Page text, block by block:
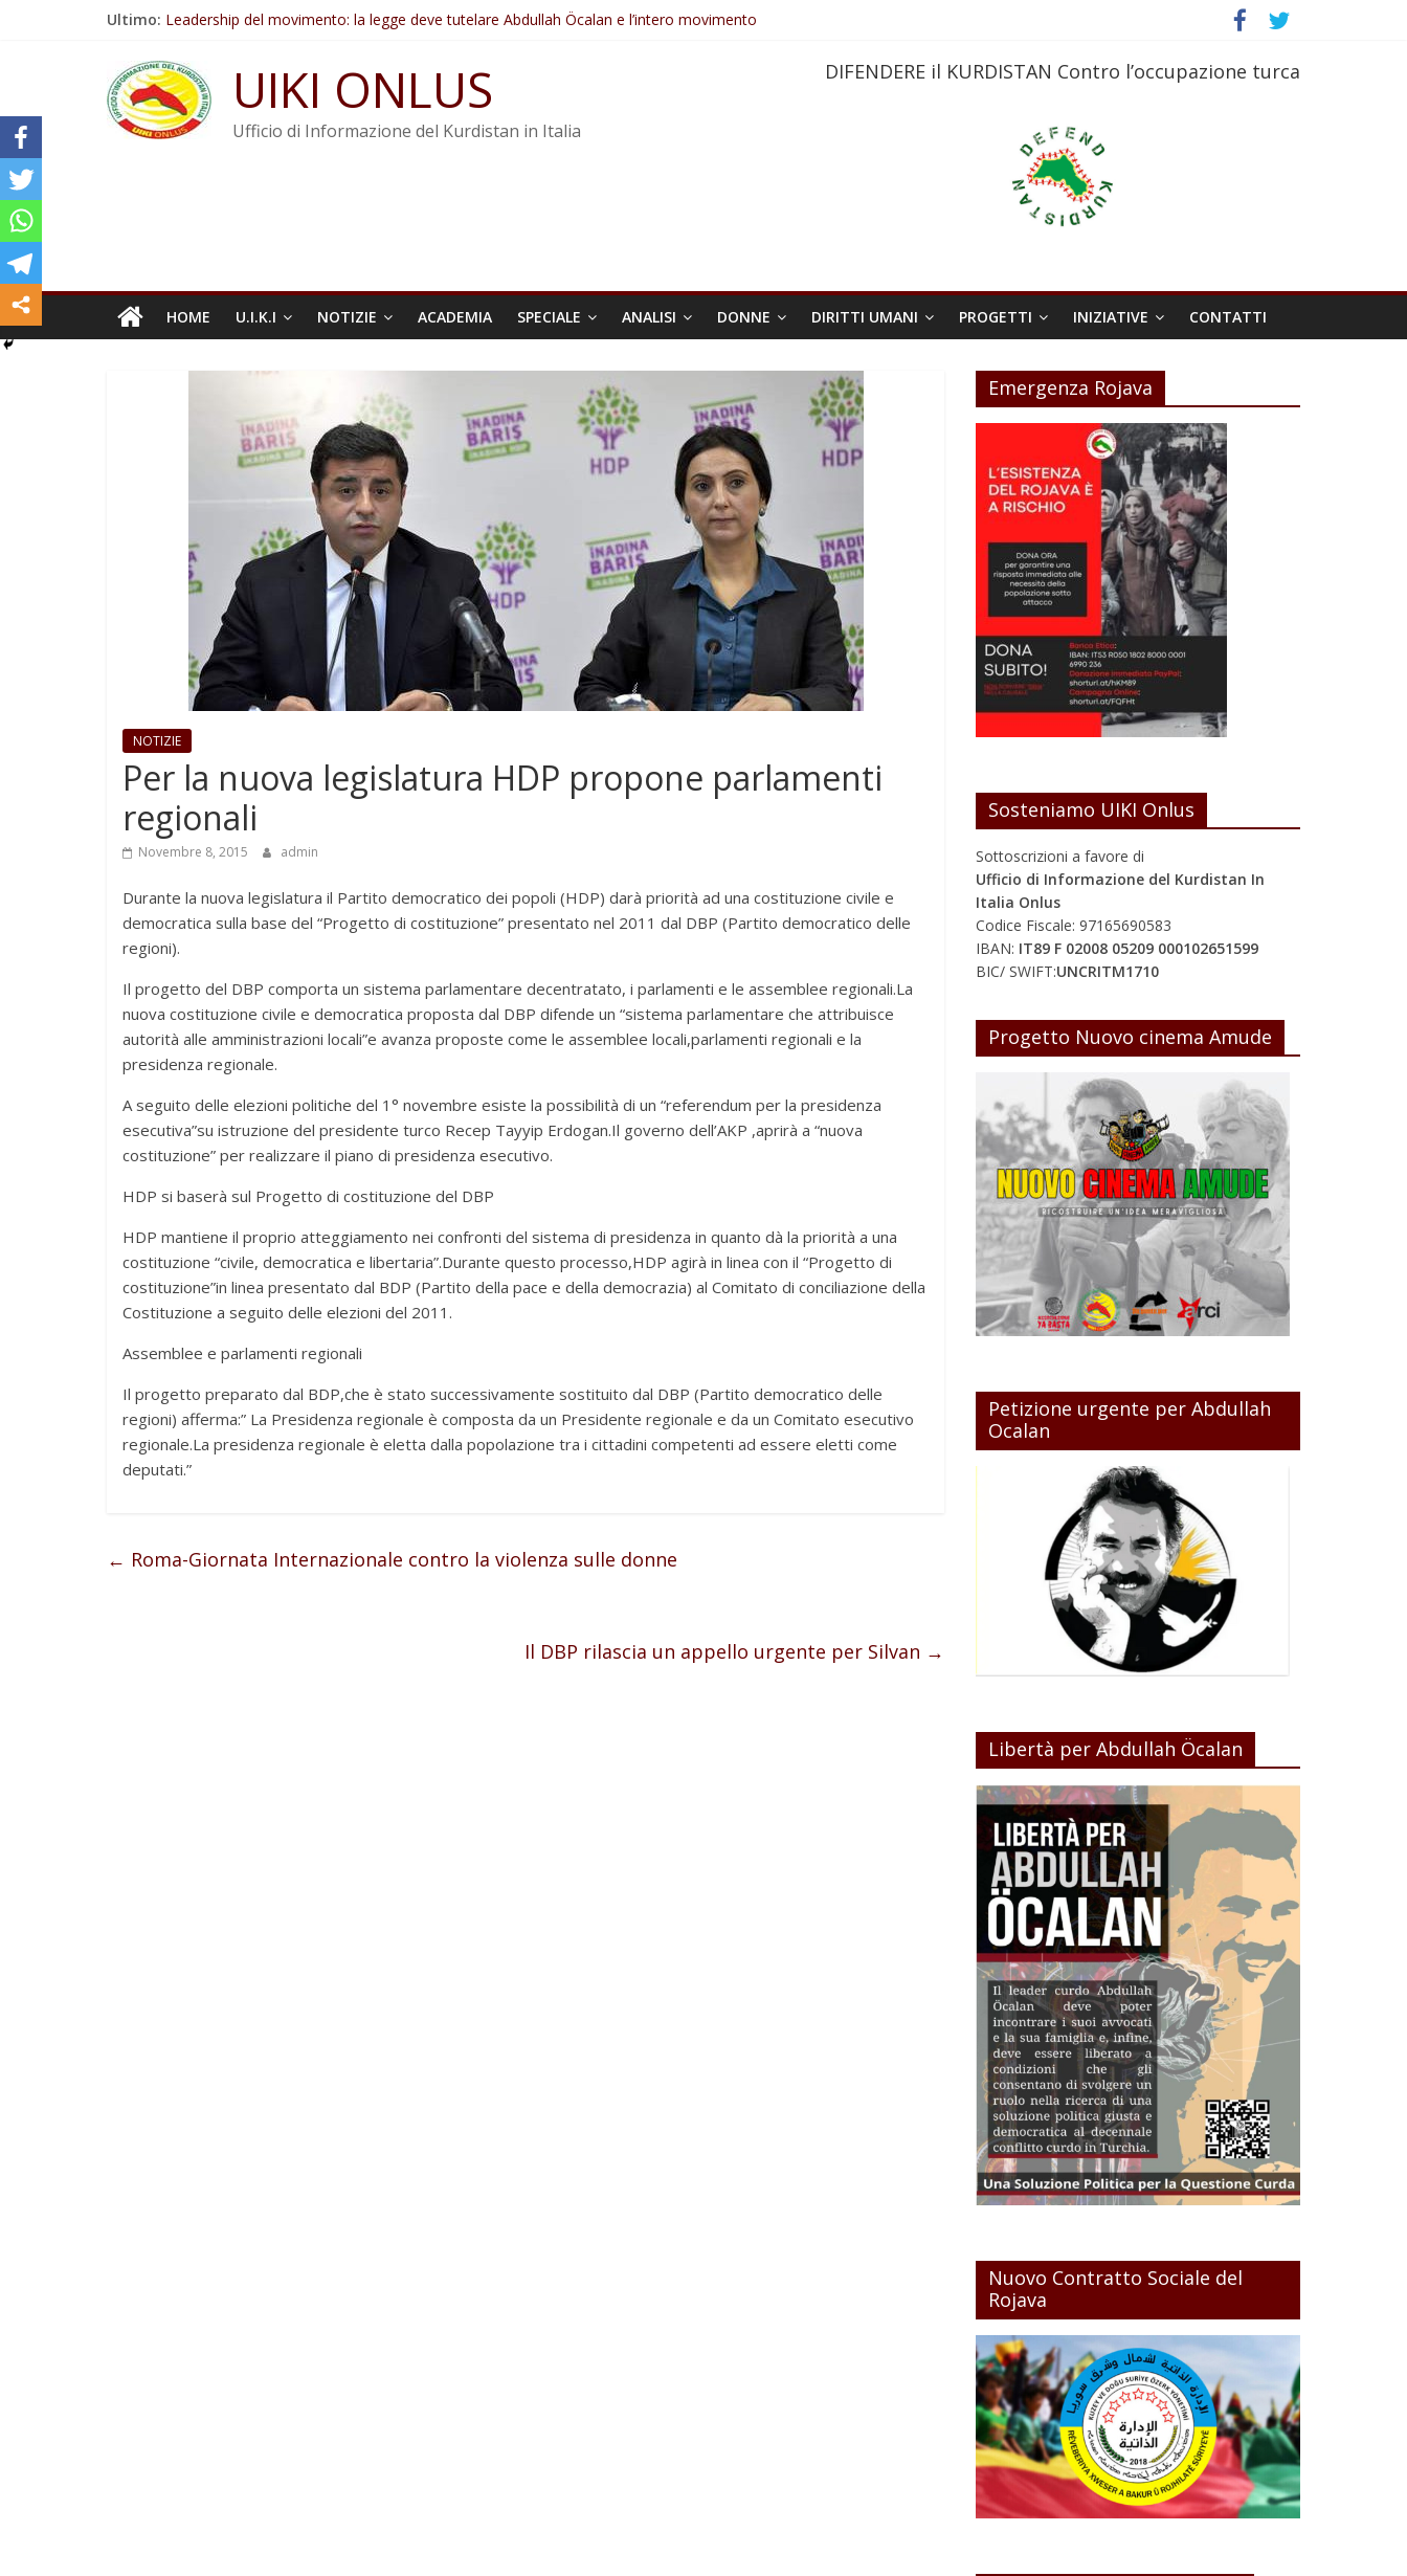
Ultimo: Leadership del movimento: la legge deve tutelare Abdullah Öcalan e l’intero movimento
Non tenere conto della situazione di Rêber Apo ostacolerebbe l’attuazione della legge
Il KNK chiede un’azione internazionale contro i crimini di guerra dell’Iran
Abdullah Öcalan: Le legge negativa deve essere trasformata in legge positiva
UIKI ONLUS
Ufficio di Informazione del Kurdistan in Italia
DIFENDERE il KURDISTAN Contro l’occupazione turca
HOME U.I.K.I NOTIZIE ACADEMIA SPECIALE ANALISI DONNE DIRITTI UMANI PROGETTI INIZIATIVE CONTATTI
NOTIZIE
Per la nuova legislatura HDP propone parlamenti
regionali
Novembre 8, 2015 admin
Durante la nuova legislatura il Partito democratico dei popoli (HDP) darà priorità ad una costituzione civile e
democratica sulla base del “Progetto di costituzione” presentato nel 2011 dal DBP (Partito democratico delle
regioni).
Il progetto del DBP comporta un sistema parlamentare decentratato, i parlamenti e le assemblee regionali.La
nuova costituzione civile e democratica proposta dal DBP difende un “sistema parlamentare che attribuisce
autorità alle amministrazioni locali”e avanza proposte come le assemblee locali,parlamenti regionali e la
presidenza regionale.
A seguito delle elezioni politiche del 1° novembre esiste la possibilità di un “referendum per la presidenza
esecutiva”su istruzione del presidente turco Recep Tayyip Erdogan.Il governo dell’AKP ,aprirà a “nuova
costituzione” per realizzare il piano di presidenza esecutivo.
HDP si baserà sul Progetto di costituzione del DBP
HDP mantiene il proprio atteggiamento nei confronti del sistema di presidenza in quanto dà la priorità a una
costituzione “civile, democratica e libertaria”.Durante questo processo,HDP agirà in linea con il “Progetto di
costituzione”in linea presentato dal BDP (Partito della pace e della democrazia) al Comitato di conciliazione della
Costituzione a seguito delle elezioni del 2011.
Assemblee e parlamenti regionali
Il progetto preparato dal BDP,che è stato successivamente sostituito dal DBP (Partito democratico delle
regioni) afferma:” La Presidenza regionale è composta da un Presidente regionale e da un Comitato esecutivo
regionale.La presidenza regionale è eletta dalla popolazione tra i cittadini competenti ad essere eletti come
deputati.”
← Roma-Giornata Internazionale contro la violenza sulle donne
Il DBP rilascia un appello urgente per Silvan →
Emergenza Rojava
Sosteniamo UIKI Onlus
Sottoscrizioni a favore di
Ufficio di Informazione del Kurdistan In
Italia Onlus
Codice Fiscale: 97165690583
IBAN: IT89 F 02008 05209 000102651599
BIC/ SWIFT:UNCRITM1710
Progetto Nuovo cinema Amude
Petizione urgente per Abdullah
Ocalan
Libertà per Abdullah Öcalan
Nuovo Contratto Sociale del
Rojava